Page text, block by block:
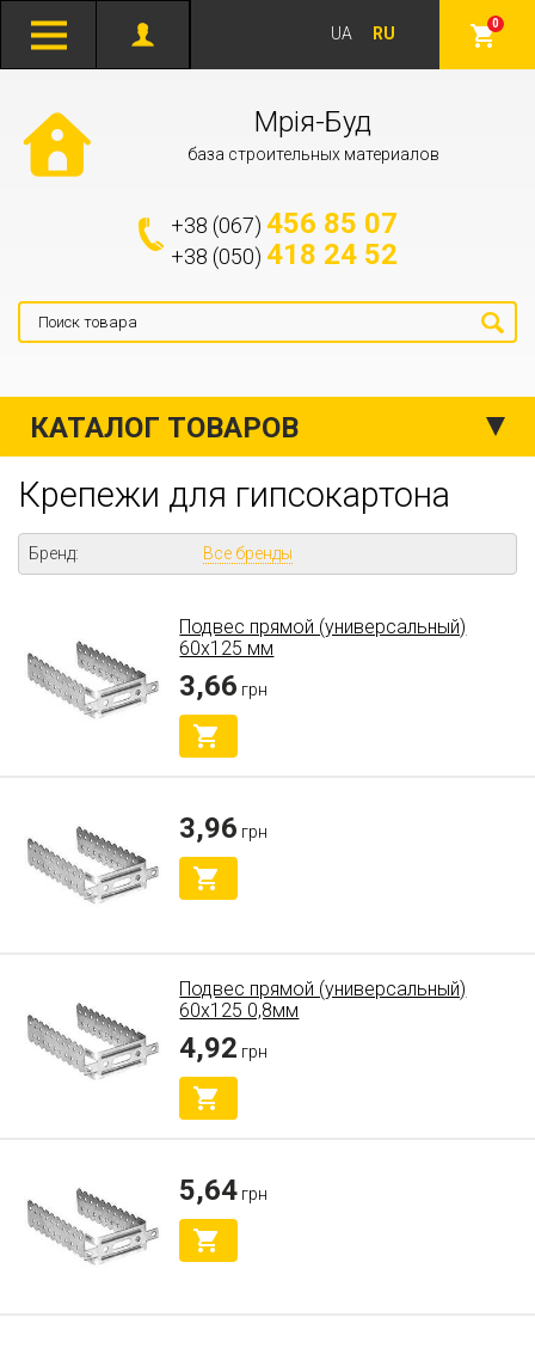
0
UA RU
Мрія-Буд
база строительных материалов
+38 (067) 456 85 07
+38 (050) 418 24 52
КАТАЛОГ ТОВАРОВ
Крепежи для гипсокартона
Бренд: Все бренды
Подвес прямой (универсальный)
60х125 мм
3,66 грн
3,96 грн
Подвес прямой (универсальный)
60х125 0,8мм
4,92 грн
5,64 грн